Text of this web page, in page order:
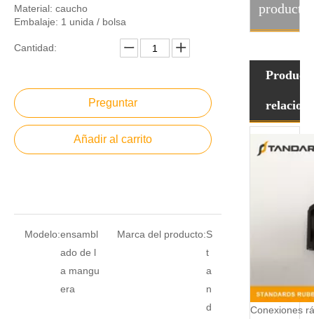
Material: caucho
Embalaje: 1 unida / bolsa
Cantidad:
Preguntar
Añadir al carrito
Modelo:ensambl
ado de l
a mangu
era
Marca del producto:S
t
a
n
d
producto